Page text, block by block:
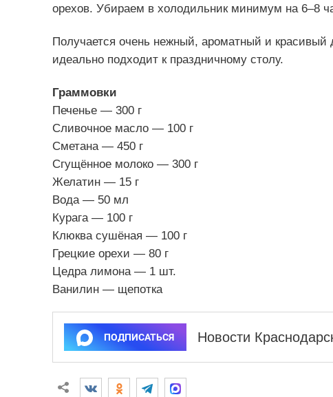
орехов. Убираем в холодильник минимум на 6–8
Получается очень нежный, ароматный и
идеально подходит к праздничному столу.
Граммовки
Печенье — 300 г
Сливочное масло — 100 г
Сметана — 450 г
Сгущённое молоко — 300 г
Желатин — 15 г
Вода — 50 мл
Курага — 100 г
Клюква сушёная — 100 г
Грецкие орехи — 80 г
Цедра лимона — 1 шт.
Ванилин — щепотка
ПОДПИСАТЬСЯ Новости